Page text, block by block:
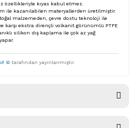
özellikleriyle kıyas kabul etmez.
ile kazanılabilen materyallerden üretilmiştir.
malzemeden, çevre dostu teknoloji ile
karşı ekstra dirençli volkanit görünümlü PTFE
silikon dış kaplama ile çok az yağ
© tarafından yayınlanmıştır.